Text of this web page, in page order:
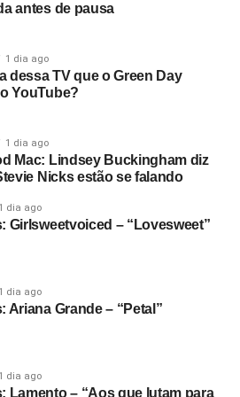
o filme uma lenda: Whitehead
concerto e decidiu dar – por
políticas ao Joy Division.
como uma resposta ao
fim dos anos 1970, à ascensão
O filme intercala
entrevistas com um sujeito
chefe de polícia da Grande
jovens e membros da
um agente da repressão.
ao romanceHouse of dolls
o termo “joy division” (como
mulheres judias aprisionadas
que se prostituíam para
antes de pausa
1 dia ago
dessa TV que o Green Day
YouTube?
1 dia ago
Mac: Lindsey Buckingham diz
Nicks estão se falando
1 dia ago
Girlsweetvoiced – “Lovesweet”
1 dia ago
Ariana Grande – “Petal”
1 dia ago
Lamento – “Aos que lutam para